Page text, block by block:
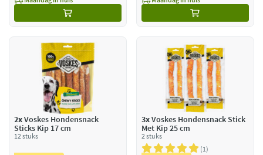
2xVoskes Hondensnack
Sticks Kip 17 cm
12 stuks
3xVoskes Hondensnack Stick
Met Kip 25 cm
2 stuks
1